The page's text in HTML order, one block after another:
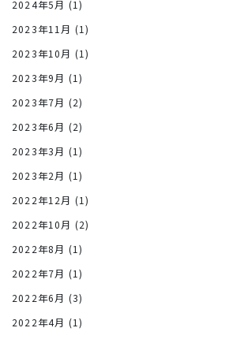
2024年5月 (1)
2023年11月 (1)
2023年10月 (1)
2023年9月 (1)
2023年7月 (2)
2023年6月 (2)
2023年3月 (1)
2023年2月 (1)
2022年12月 (1)
2022年10月 (2)
2022年8月 (1)
2022年7月 (1)
2022年6月 (3)
2022年4月 (1)